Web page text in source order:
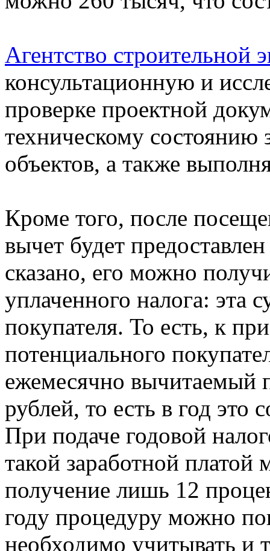
Агентство строительной
консультационную и
проверке проектной
техническому
объектов, а также
Кроме того, после
вычет будет
сказано, его можно
уплаченного налога: эта
покупателя. То есть, к
потенциального
ежемесячно вычитаемый
рублей, то есть в год это
При подаче годовой
такой заработной платой
получение лишь 12
году процедуру можно
необходимо учитывать и